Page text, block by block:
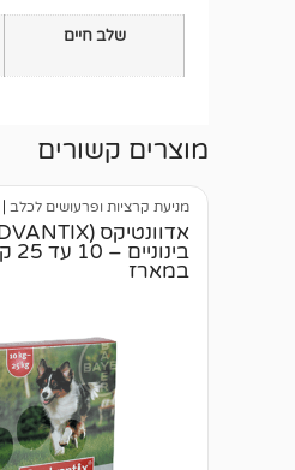
שלב חיים
מוצרים קשורים
מניעת קרציות ופרעושים לכלב
במארז